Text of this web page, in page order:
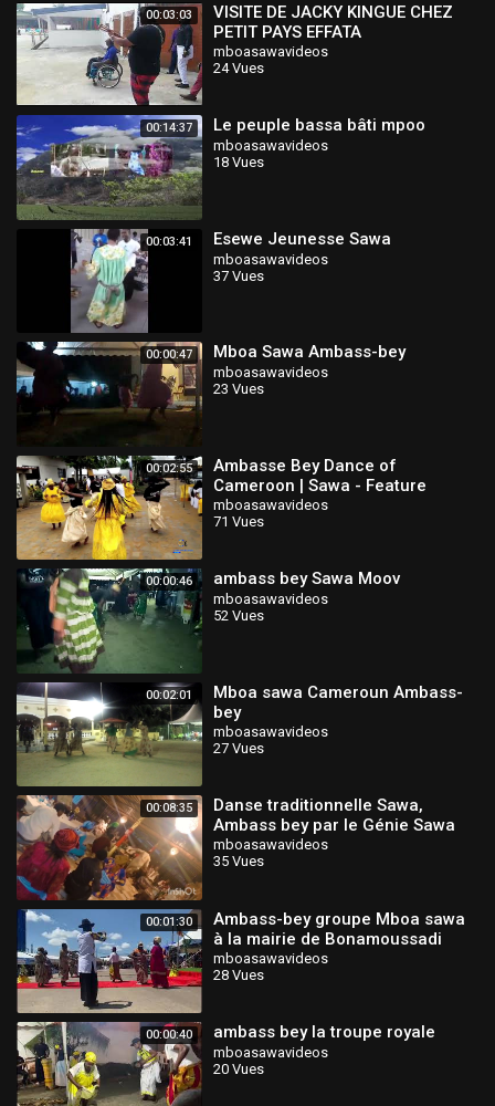
00:03:03
VISITE DE JACKY KINGUE CHEZ
PETIT PAYS EFFATA
mboasawavideos
24 Vues
00:14:37 Le peuple bassa bâti mpoo
mboasawavideos
18 Vues
00:03:41 Esewe Jeunesse Sawa
mboasawavideos
37 Vues
00:00:47 Mboa Sawa Ambass-bey
mboasawavideos
23 Vues
00:02:55
Ambasse Bey Dance of
Cameroon | Sawa - Feature
mboasawavideos
71 Vues
00:00:46 ambass bey Sawa Moov
mboasawavideos
52 Vues
00:02:01
Mboa sawa Cameroun Ambass-
bey
mboasawavideos
27 Vues
00:08:35
Danse traditionnelle Sawa,
Ambass bey par le Génie Sawa
de l'école polytechnique de
Douala
mboasawavideos
35 Vues
00:01:30
Ambass-bey groupe Mboa sawa
à la mairie de Bonamoussadi
Douala Cameroun 🇨🇲
mboasawavideos
28 Vues
00:00:40 ambass bey la troupe royale
mboasawavideos
20 Vues